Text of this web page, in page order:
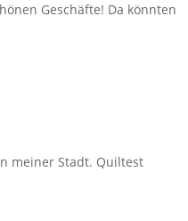
Geschäfte! Da könnten
meiner Stadt. Quiltest